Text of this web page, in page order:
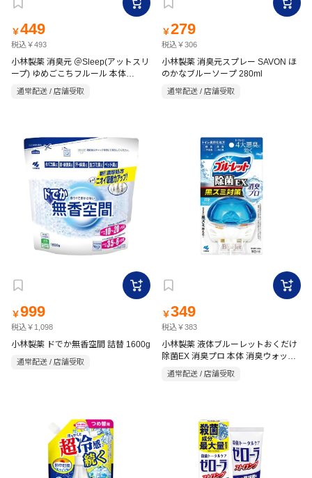
￥449
税込￥493
小林製薬 消臭元 ＠Sleep(アットスリ
ープ) ゆめごこちフルール 本体
通常配送 / 店舗受取
￥279
税込￥306
小林製薬 消臭元スプレー SAVON ほ
のかなブルーソープ 280ml
通常配送 / 店舗受取
￥999
税込￥1,098
小林製薬 ドでか無香空間 詰替 1600g
通常配送 / 店舗受取
￥349
税込￥383
小林製薬 液体ブルーレットおくだけ
除菌EX 消臭プロ 本体 消臭ウォッシ
ュ 67ml
通常配送 / 店舗受取